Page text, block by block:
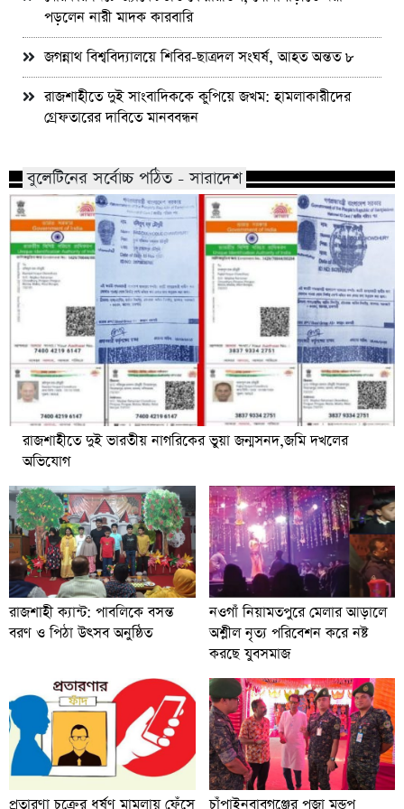
পড়লেন নারী মাদক কারবারি
জগন্নাথ বিশ্ববিদ্যালয়ে শিবির-ছাত্রদল সংঘর্ষ, আহত অন্তত ৮
রাজশাহীতে দুই সাংবাদিককে কুপিয়ে জখম: হামলাকারীদের
গ্রেফতারের দাবিতে মানববন্ধন
বুলেটিনের সর্বোচ্চ পঠিত - সারাদেশ
রাজশাহীতে দুই ভারতীয় নাগরিকের ভুয়া জন্মসনদ,জমি দখলের
অভিযোগ
রাজশাহী ক্যান্ট: পাবলিকে বসন্ত
বরণ ও পিঠা উৎসব অনুষ্ঠিত
নওগাঁ নিয়ামতপুরে মেলার আড়ালে
অশ্লীল নৃত্য পরিবেশন করে নষ্ট
করছে যুবসমাজ
প্রতারণা চক্রের ধর্ষণ মামলায় ফেঁসে
চাঁপাইনবাবগঞ্জের পূজা মন্ডপ